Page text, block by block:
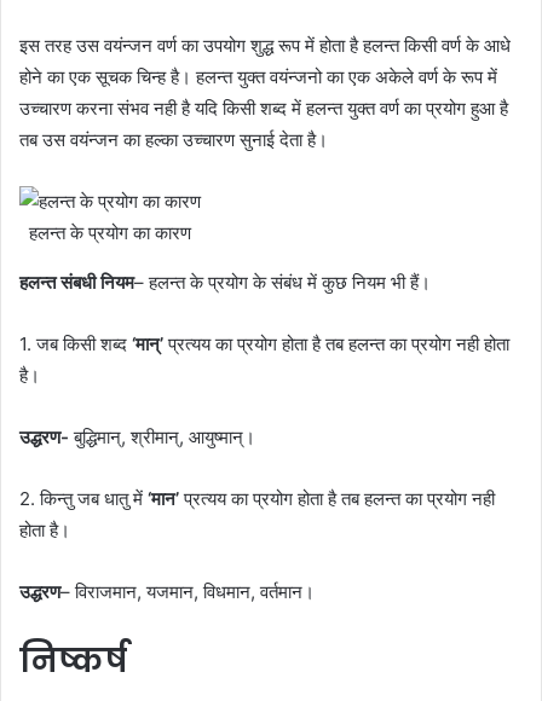
इस तरह उस वयंन्जन वर्ण का उपयोग शुद्ध रूप में होता है हलन्त किसी वर्ण के आधे
होने का एक सूचक चिन्ह है। हलन्त युक्त वयंन्जनो का एक अकेले वर्ण के रूप में
उच्चारण करना संभव नही है यदि किसी शब्द में हलन्त युक्त वर्ण का प्रयोग हुआ है
तब उस वयंन्जन का हल्का उच्चारण सुनाई देता है।
हलन्त के प्रयोग का कारण
हलन्त संबधी नियम– हलन्त के प्रयोग के संबंध में कुछ नियम भी हैं।
1. जब किसी शब्द ‘मान्’प्रत्यय का प्रयोग होता है तब हलन्त का प्रयोग नही होता
है।
उद्धरण- बुद्धिमान्, श्रीमान्, आयुष्मान्।
2. किन्तु जब धातु में ‘मान’प्रत्यय का प्रयोग होता है तब हलन्त का प्रयोग नही
होता है।
उद्धरण– विराजमान, यजमान, विधमान, वर्तमान।
निष्कर्ष